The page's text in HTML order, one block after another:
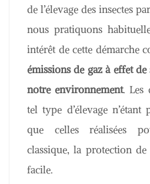
de l’élevage des insectes
nous pratiquons
intérêt de cette démarche
émissions de gaz à effet
notre environnement. Les
tel type d’élevage
que celles réalisées
classique, la protection
facile.